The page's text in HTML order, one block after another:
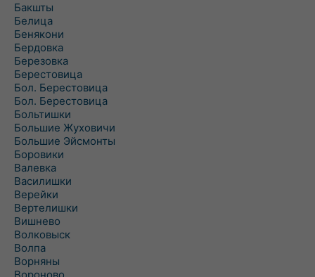
Бакшты
Белица
Бенякони
Бердовка
Березовка
Берестовица
Бол. Берестовица
Бол. Берестовица
Больтишки
Большие Жуховичи
Большие Эйсмонты
Боровики
Валевка
Василишки
Верейки
Вертелишки
Вишнево
Волковыск
Волпа
Ворняны